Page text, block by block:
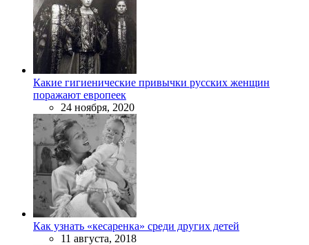
Какие гигиенические привычки русских женщин
поражают европеек
24 ноября, 2020
Как узнать «кесаренка» среди других детей
11 августа, 2018